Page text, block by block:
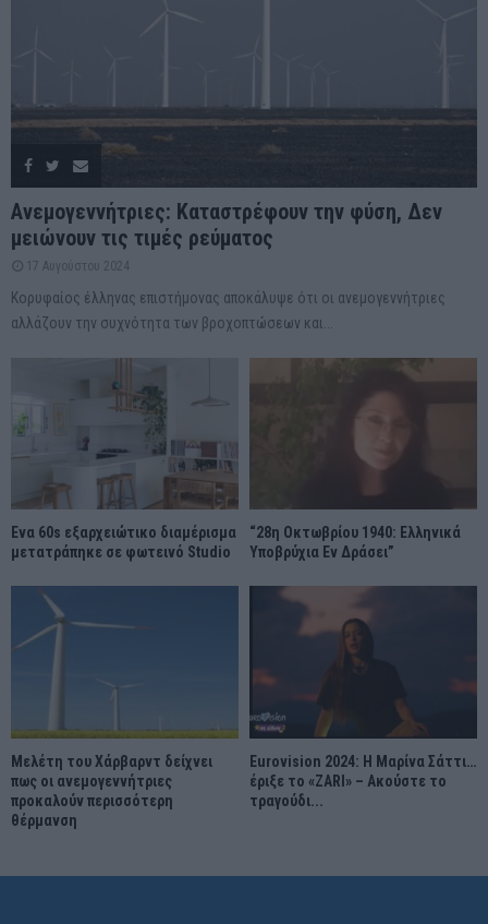
Ανεμογεννήτριες: Καταστρέφουν την φύση, Δεν
μειώνουν τις τιμές ρεύματος
17 Αυγούστου 2024
Κορυφαίος έλληνας επιστήμονας αποκάλυψε ότι οι ανεμογεννήτριες
αλλάζουν την συχνότητα των βροχοπτώσεων και...
Ένα 60s εξαρχειώτικο διαμέρισμα
μετατράπηκε σε φωτεινό Studio
“28η Οκτωβρίου 1940: Ελληνικά
Υποβρύχια Εν Δράσει”
Μελέτη του Χάρβαρντ δείχνει
πως οι ανεμογεννήτριες
προκαλούν περισσότερη
θέρμανση
Eurovision 2024: Η Μαρίνα Σάττι…
έριξε το «ZARI» – Ακούστε το
τραγούδι...